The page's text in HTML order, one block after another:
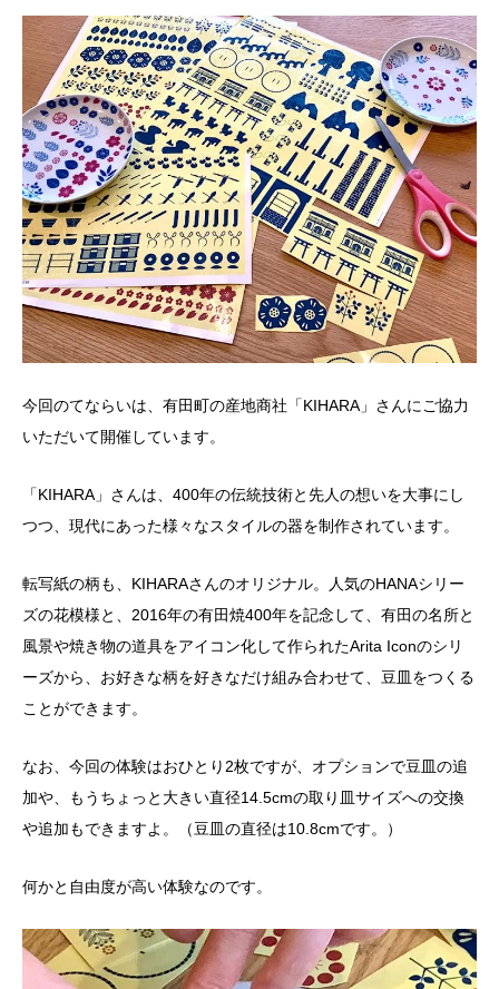
今回のてならいは、有田町の産地商社「KIHARA」さんにご協力
いただいて開催しています。
「KIHARA」さんは、400年の伝統技術と先人の想いを大事にし
つつ、現代にあった様々なスタイルの器を制作されています。
転写紙の柄も、KIHARAさんのオリジナル。人気のHANAシリー
ズの花模様と、2016年の有田焼400年を記念して、有田の名所と
風景や焼き物の道具をアイコン化して作られたArita Iconのシリ
ーズから、お好きな柄を好きなだけ組み合わせて、豆皿をつくる
ことができます。
なお、今回の体験はおひとり2枚ですが、オプションで豆皿の追
加や、もうちょっと大きい直径14.5cmの取り皿サイズへの交換
や追加もできますよ。（豆皿の直径は10.8cmです。）
何かと自由度が高い体験なのです。